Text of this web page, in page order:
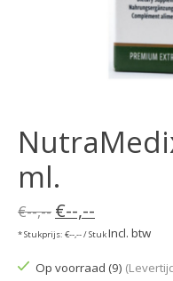
ml.
€--,-- €--,--
* Stukprijs: €--,-- / StukIncl. btw
Op voorraad (9)